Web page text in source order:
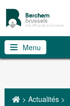
Menu
> Actualités>